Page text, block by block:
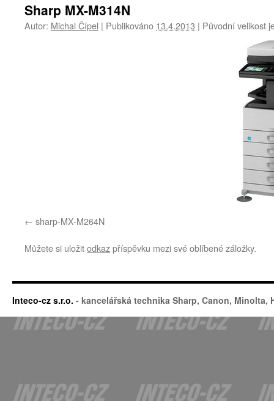
Sharp MX-M314N
Autor: Michal Čípel | Publikováno 13.4.2013 | Původní velikost
sharp-MX-M264N
Můžete si uložitodkazpříspěvku mezi své oblíbené záložky.
Inteco-cz s.r.o. - kancelářská technika Sharp, Canon, Minolta,